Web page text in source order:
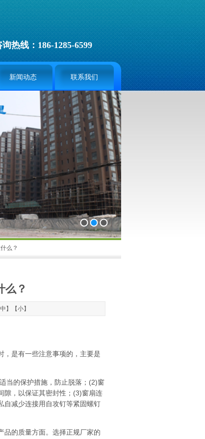
1 2 3
新闻动态 联系我们
询热线：186-1285-6599
么？
么？
中 】【小】
，是有一些注意事项的，主要是
当的保护措施，防止脱落；(2)窗
隙，以保证其密封性；(3)窗扇连
自减少连接用自攻钉等紧固螺钉
品的质量方面。选择正规厂家的